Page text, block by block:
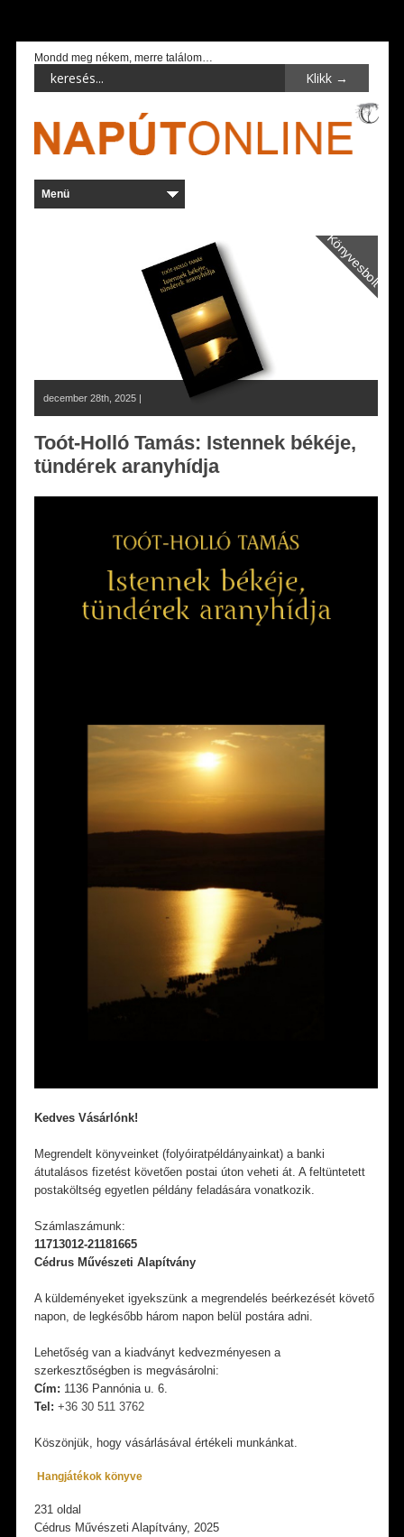
Mondd meg nékem, merre találom…
Könyvesbolt
december 28th, 2025 |
Toót-Holló Tamás: Istennek békéje,
tündérek aranyhídja
Kedves Vásárlónk!
Megrendelt könyveinket (folyóiratpéldányainkat) a banki
átutalásos fizetést követően postai úton veheti át. A feltüntetett
postaköltség egyetlen példány feladására vonatkozik.
Számlaszámunk:
11713012-21181665
Cédrus Művészeti Alapítvány
A küldeményeket igyekszünk a megrendelés beérkezését követő
napon, de legkésőbb három napon belül postára adni.
Lehetőség van a kiadványt kedvezményesen a
szerkesztőségben is megvásárolni:
Cím: 1136 Pannónia u. 6.
Tel: +36 30 511 3762
Köszönjük, hogy vásárlásával értékeli munkánkat.
Hangjátékok könyve
231 oldal
Cédrus Művészeti Alapítvány, 2025